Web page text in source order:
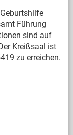
Führung
sind auf
Kreißsaal ist
zu erreichen.